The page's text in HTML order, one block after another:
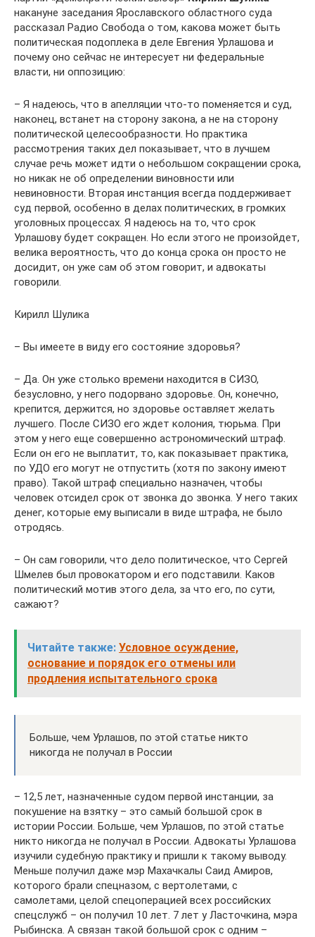
накануне заседания Ярославского областного суда
рассказал Радио Свобода о том, какова может быть
политическая подоплека в деле Евгения Урлашова и
почему оно сейчас не интересует ни федеральные
власти, ни оппозицию:
– Я надеюсь, что в апелляции что-то поменяется и суд,
наконец, встанет на сторону закона, а не на сторону
политической целесообразности. Но практика
рассмотрения таких дел показывает, что в лучшем
случае речь может идти о небольшом сокращении срока,
но никак не об определении виновности или
невиновности. Вторая инстанция всегда поддерживает
суд первой, особенно в делах политических, в громких
уголовных процессах. Я надеюсь на то, что срок
Урлашову будет сокращен. Но если этого не произойдет,
велика вероятность, что до конца срока он просто не
досидит, он уже сам об этом говорит, и адвокаты
говорили.
Кирилл Шулика
– Вы имеете в виду его состояние здоровья?
– Да. Он уже столько времени находится в СИЗО,
безусловно, у него подорвано здоровье. Он, конечно,
крепится, держится, но здоровье оставляет желать
лучшего. После СИЗО его ждет колония, тюрьма. При
этом у него еще совершенно астрономический штраф.
Если он его не выплатит, то, как показывает практика,
по УДО его могут не отпустить (хотя по закону имеют
право). Такой штраф специально назначен, чтобы
человек отсидел срок от звонка до звонка. У него таких
денег, которые ему выписали в виде штрафа, не было
отродясь.
– Он сам говорили, что дело политическое, что Сергей
Шмелев был провокатором и его подставили. Каков
политический мотив этого дела, за что его, по сути,
сажают?
Читайте также: Условное осуждение,
основание и порядок его отмены или
продления испытательного срока
Больше, чем Урлашов, по этой статье никто
никогда не получал в России
– 12,5 лет, назначенные судом первой инстанции, за
покушение на взятку – это самый большой срок в
истории России. Больше, чем Урлашов, по этой статье
никто никогда не получал в России. Адвокаты Урлашова
изучили судебную практику и пришли к такому выводу.
Меньше получил даже мэр Махачкалы Саид Амиров,
которого брали спецназом, с вертолетами, с
самолетами, целой спецоперацией всех российских
спецслужб – он получил 10 лет. 7 лет у Ласточкина, мэра
Рыбинска. А связан такой большой срок с одним –